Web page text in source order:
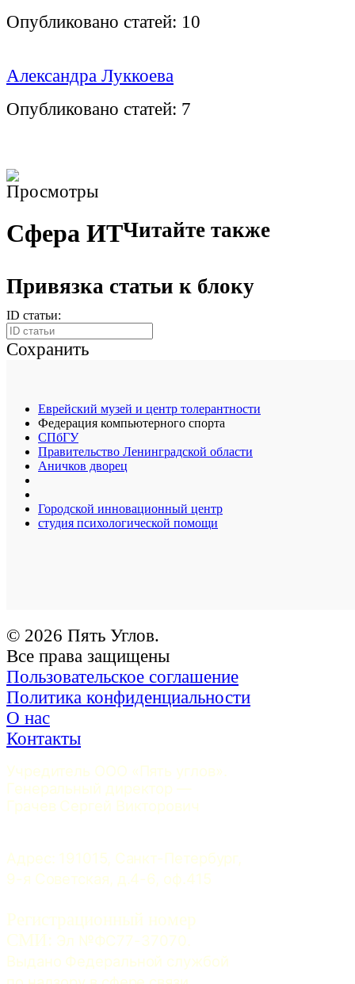
Опубликовано статей: 10
Александра Луккоева
Опубликовано статей: 7
Сфера ИТЧитайте также
Привязка статьи к блоку
ID статьи:
Сохранить
Еврейский музей и центр толерантности
Федерация компьютерного спорта
СПбГУ
Правительство Ленинградской области
Аничков дворец
Городской инновационный центр
студия психологической помощи
© 2026 Пять Углов.
Все права защищены
Пользовательское соглашение
Политика конфиденциальности
О нас
Контакты
Учредитель ООО «Пять углов».
Генеральный директор —
Грачев Сергей Викторович
Адрес: 191015, Санкт-Петербург,
9-я Советская, д.4-6, оф.415
Регистрационный номер
СМИ: Эл №ФС77-37070.
Выдано Федеральной службой